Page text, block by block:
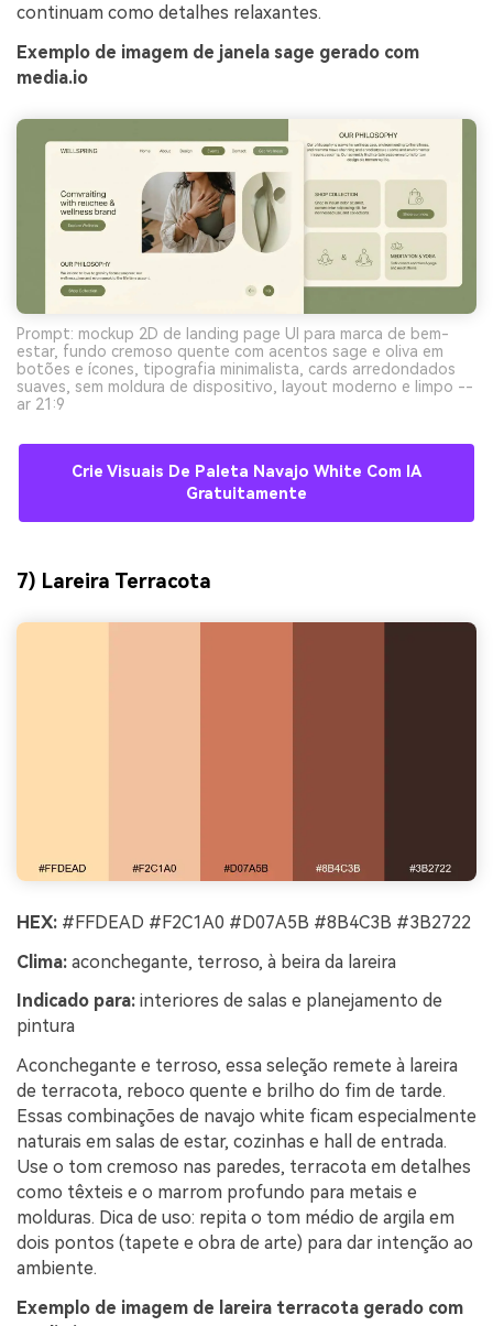
continuam como detalhes relaxantes.
Exemplo de imagem de janela sage gerado com
media.io
Prompt: mockup 2D de landing page UI para marca de bem-
estar, fundo cremoso quente com acentos sage e oliva em
botões e ícones, tipografia minimalista, cards arredondados
suaves, sem moldura de dispositivo, layout moderno e limpo --
ar 21:9
Crie Visuais De Paleta Navajo White Com IA
Gratuitamente
7) Lareira Terracota
HEX: #FFDEAD #F2C1A0 #D07A5B #8B4C3B #3B2722
Clima: aconchegante, terroso, à beira da lareira
Indicado para: interiores de salas e planejamento de
pintura
Aconchegante e terroso, essa seleção remete à lareira
de terracota, reboco quente e brilho do fim de tarde.
Essas combinações de navajo white ficam especialmente
naturais em salas de estar, cozinhas e hall de entrada.
Use o tom cremoso nas paredes, terracota em detalhes
como têxteis e o marrom profundo para metais e
molduras. Dica de uso: repita o tom médio de argila em
dois pontos (tapete e obra de arte) para dar intenção ao
ambiente.
Exemplo de imagem de lareira terracota gerado com